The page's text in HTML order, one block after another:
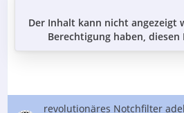
Der Inhalt kann nicht angezeigt
Berechtigung haben, diesen
revolutionäres Notchfilter